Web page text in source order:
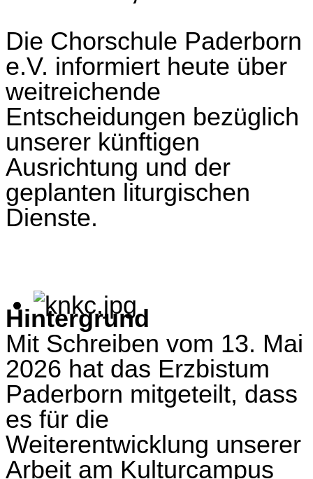
Die Chorschule Paderborn
e.V. informiert heute über
weitreichende
Entscheidungen bezüglich
unserer künftigen
Ausrichtung und der
geplanten liturgischen
Dienste.
Hintergrund
Mit Schreiben vom 13. Mai
2026 hat das Erzbistum
Paderborn mitgeteilt, dass
es für die
Weiterentwicklung unserer
Arbeit am Kulturcampus